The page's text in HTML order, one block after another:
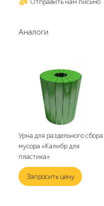
Отправить нам письмо
Аналоги
Урна для раздельного сбора
мусора «Калибр для
пластика»
Запросить цену